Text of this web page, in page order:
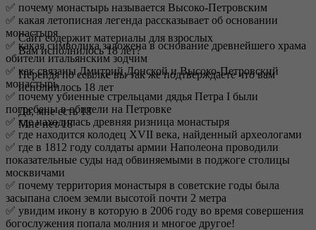
✅ почему монастырь называется Высоко-Петровским
✅ какая летописная легенда рассказывает об основании
монастыря
✅ какая символика заложена в основание древнейшего храма
обители итальянским зодчим
✅ как связаны Дмитрий Донской и Высоко-Петровский
монастырь
✅ почему убиенные стрельцами дядья Петра I были
погребены в обители на Петровке
✅ где находилась древняя ризница монастыря
✅ где находится колодец XVII века, найденный археологами
✅ где в 1812 году солдаты армии Наполеона проводили
показательные суды над обвиняемыми в поджоге столицы
москвичами
✅ почему территория монастыря в советские годы была
засыпана слоем земли высотой почти 2 метра
✅ увидим икону в которую в 2006 году во время совершения
богослужения попала молния и многое другое!
Сайт содержит материалы для взрослых
Вам исполнилось 18 лет?
Перейдя по ссылке вы так же подтверждаете что вам
исполнилось 18 лет
Да, мне есть 18
Мне нет 18